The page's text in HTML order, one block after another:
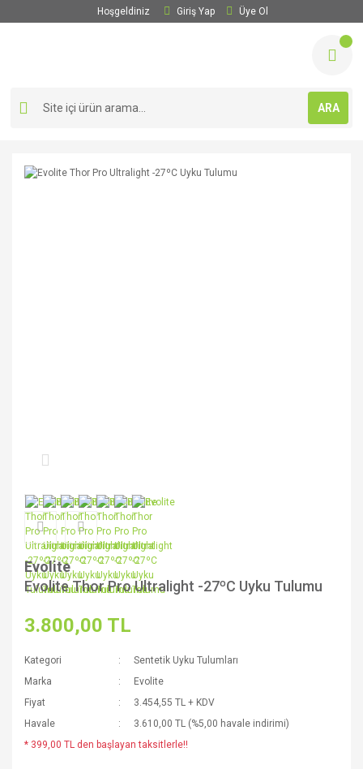
Hoşgeldiniz Giriş Yap Üye Ol
ARA
Evolite
Evolite Thor Pro Ultralight -27ºC Uyku Tulumu
3.800,00 TL
Kategori
Sentetik Uyku Tulumları
Marka
Evolite
Fiyat
3.454,55 TL + KDV
Havale
3.610,00 TL (%5,00 havale indirimi)
* 399,00 TL den başlayan taksitlerle!!